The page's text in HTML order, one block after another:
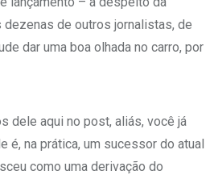
dezenas de outros jornalistas, de
dar uma boa olhada no carro, por
dele aqui no post, aliás, você já
é, na prática, um sucessor do atual
como uma derivação do